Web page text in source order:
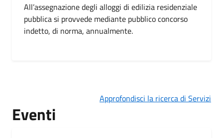
All’assegnazione degli alloggi di edilizia residenziale
pubblica si provvede mediante pubblico concorso
indetto, di norma, annualmente.
Approfondisci la ricerca di Servizi
Eventi